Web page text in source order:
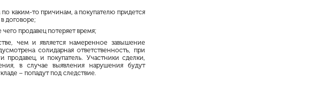
каким-то причинам, а покупателю придется
договоре;
чего продавец потеряет время;
чем и является намеренное завышение
солидарная ответственность, при
продавец, и покупатель. Участники сделки,
в случае выявления нарушения будут
– попадут под следствие.